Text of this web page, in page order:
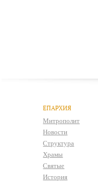
ЕПАРХИЯ
Митрополит
Новости
Структура
Храмы
Святые
История